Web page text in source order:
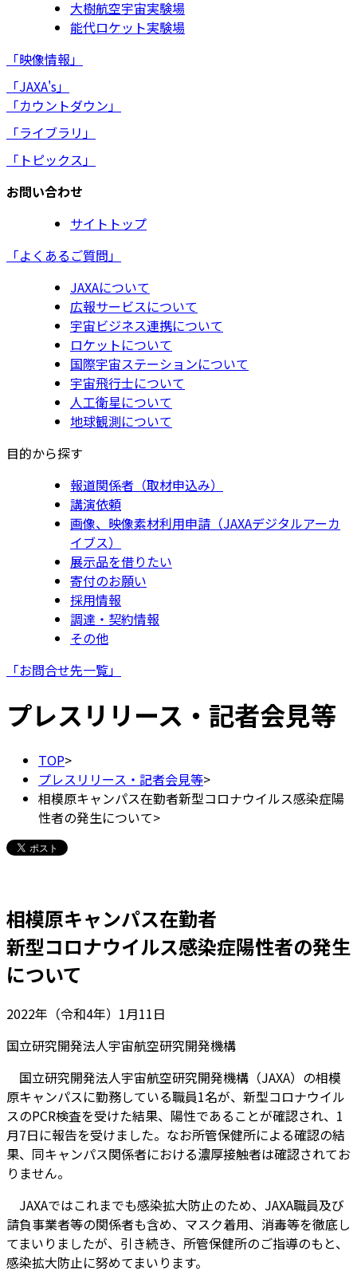
大樹航空宇宙実験場
能代ロケット実験場
「映像情報」
「JAXA's」
「カウントダウン」
「ライブラリ」
「トピックス」
お問い合わせ
サイトトップ
「よくあるご質問」
JAXAについて
広報サービスについて
宇宙ビジネス連携について
ロケットについて
国際宇宙ステーションについて
宇宙飛行士について
人工衛星について
地球観測について
目的から探す
報道関係者（取材申込み）
講演依頼
画像、映像素材利用申請（JAXAデジタルアーカ
イブス）
展示品を借りたい
寄付のお願い
採用情報
調達・契約情報
その他
「お問合せ先一覧」
プレスリリース・記者会見等
TOP>
プレスリリース・記者会見等>
相模原キャンパス在勤者新型コロナウイルス感染症陽
性者の発生について>
相模原キャンパス在勤者
新型コロナウイルス感染症陽性者の発生
について
2022年（令和4年）1月11日
国立研究開発法人宇宙航空研究開発機構
国立研究開発法人宇宙航空研究開発機構（JAXA）の相模
原キャンパスに勤務している職員1名が、新型コロナウイル
スのPCR検査を受けた結果、陽性であることが確認され、1
月7日に報告を受けました。なお所管保健所による確認の結
果、同キャンパス関係者における濃厚接触者は確認されてお
りません。
JAXAではこれまでも感染拡大防止のため、JAXA職員及び
請負事業者等の関係者も含め、マスク着用、消毒等を徹底し
てまいりましたが、引き続き、所管保健所のご指導のもと、
感染拡大防止に努めてまいります。